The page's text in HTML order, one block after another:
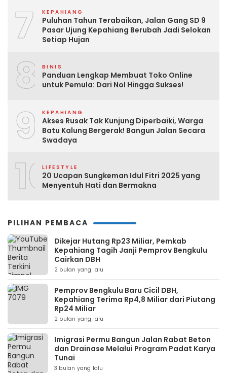
7 KEPAHIANG
Puluhan Tahun Terabaikan, Jalan Gang SD 9
Pasar Ujung Kepahiang Berubah Jadi Selokan
Setiap Hujan
8 BINIS
Panduan Lengkap Membuat Toko Online
untuk Pemula: Dari Nol Hingga Sukses!
9 KEPAHIANG
Akses Rusak Tak Kunjung Diperbaiki, Warga
Batu Kalung Bergerak! Bangun Jalan Secara
Swadaya
10LIFESTYLE
20 Ucapan Sungkeman Idul Fitri 2025 yang
Menyentuh Hati dan Bermakna
PILIHAN PEMBACA
Dikejar Hutang Rp23 Miliar, Pemkab
Kepahiang Tagih Janji Pemprov Bengkulu
Cairkan DBH
2 bulan yang lalu
Pemprov Bengkulu Baru Cicil DBH,
Kepahiang Terima Rp4,8 Miliar dari Piutang
Rp24 Miliar
2 bulan yang lalu
Imigrasi Permu Bangun Jalan Rabat Beton
dan Drainase Melalui Program Padat Karya
Tunai
3 bulan yang lalu